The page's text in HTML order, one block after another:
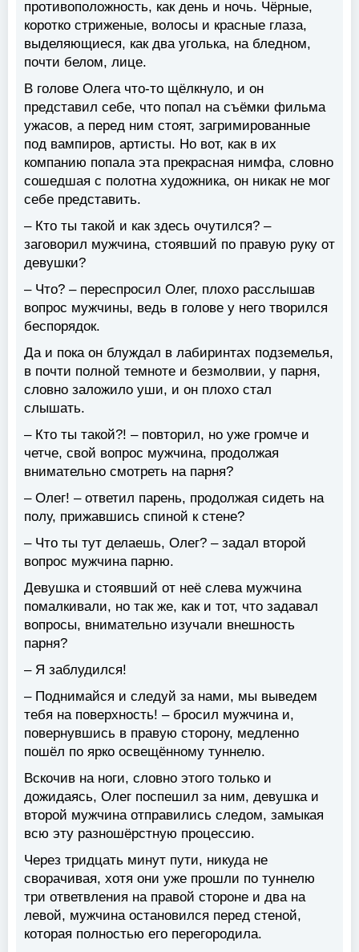
противоположность, как день и ночь. Чёрные,
коротко стриженые, волосы и красные глаза,
выделяющиеся, как два уголька, на бледном,
почти белом, лице.
В голове Олега что-то щёлкнуло, и он
представил себе, что попал на съёмки фильма
ужасов, а перед ним стоят, загримированные
под вампиров, артисты. Но вот, как в их
компанию попала эта прекрасная нимфа, словно
сошедшая с полотна художника, он никак не мог
себе представить.
– Кто ты такой и как здесь очутился? –
заговорил мужчина, стоявший по правую руку от
девушки?
– Что? – переспросил Олег, плохо расслышав
вопрос мужчины, ведь в голове у него творился
беспорядок.
Да и пока он блуждал в лабиринтах подземелья,
в почти полной темноте и безмолвии, у парня,
словно заложило уши, и он плохо стал
слышать.
– Кто ты такой?! – повторил, но уже громче и
четче, свой вопрос мужчина, продолжая
внимательно смотреть на парня?
– Олег! – ответил парень, продолжая сидеть на
полу, прижавшись спиной к стене?
– Что ты тут делаешь, Олег? – задал второй
вопрос мужчина парню.
Девушка и стоявший от неё слева мужчина
помалкивали, но так же, как и тот, что задавал
вопросы, внимательно изучали внешность
парня?
– Я заблудился!
– Поднимайся и следуй за нами, мы выведем
тебя на поверхность! – бросил мужчина и,
повернувшись в правую сторону, медленно
пошёл по ярко освещённому туннелю.
Вскочив на ноги, словно этого только и
дожидаясь, Олег поспешил за ним, девушка и
второй мужчина отправились следом, замыкая
всю эту разношёрстную процессию.
Через тридцать минут пути, никуда не
сворачивая, хотя они уже прошли по туннелю
три ответвления на правой стороне и два на
левой, мужчина остановился перед стеной,
которая полностью его перегородила.